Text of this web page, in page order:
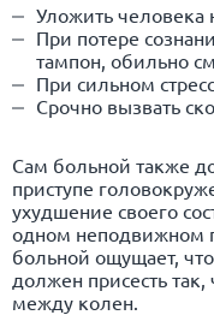
Уложить человека
При потере
тампон, обильно
При сильном
Срочно вызвать
Сам больной также
приступе
ухудшение своего
одном неподвижном
больной ощущает,
должен присесть
между колен.